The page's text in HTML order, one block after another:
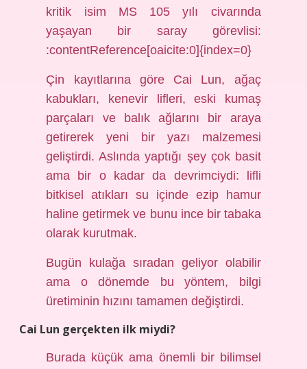
kritik isim MS 105 yılı civarında
yaşayan bir saray görevlisi:
:contentReference[oaicite:0]{index=0}
Çin kayıtlarına göre Cai Lun, ağaç
kabukları, kenevir lifleri, eski kumaş
parçaları ve balık ağlarını bir araya
getirerek yeni bir yazı malzemesi
geliştirdi. Aslında yaptığı şey çok basit
ama bir o kadar da devrimciydi: lifli
bitkisel atıkları su içinde ezip hamur
haline getirmek ve bunu ince bir tabaka
olarak kurutmak.
Bugün kulağa sıradan geliyor olabilir
ama o dönemde bu yöntem, bilgi
üretiminin hızını tamamen değiştirdi.
Cai Lun gerçekten ilk miydi?
Burada küçük ama önemli bir bilimsel